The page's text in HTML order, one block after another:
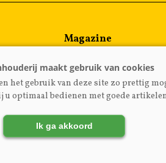
Magazine
het gebruik van deze site zo prettig
u optimaal bedienen met goede
Ik ga akkoord